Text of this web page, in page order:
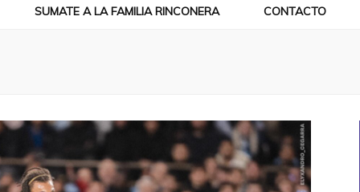
SUMATE A LA FAMILIA RINCONERA CONTACTO